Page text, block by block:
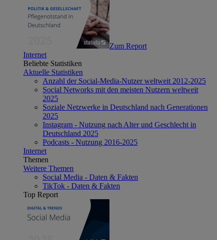
Zum Report
Internet
Beliebte Statistiken
Aktuelle Statistiken
Anzahl der Social-Media-Nutzer weltweit 2012-2025
Social Networks mit den meisten Nutzern weltweit
2025
Soziale Netzwerke in Deutschland nach Generationen
2025
Instagram - Nutzung nach Alter und Geschlecht in
Deutschland 2025
Podcasts - Nutzung 2016-2025
Internet
Themen
Weitere Themen
Social Media - Daten & Fakten
TikTok - Daten & Fakten
Top Report